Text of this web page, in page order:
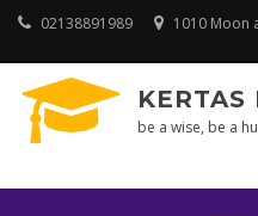
Skip
content
02138891989 1010 Moon
be a wise, be a